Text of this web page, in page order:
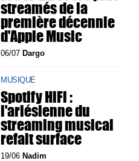
streamés de la
première décennie
d'Apple Music
06/07 Dargo
MUSIQUE
Spotify HiFi :
l'arlésienne du
streaming musical
refait surface
19/06 Nadim